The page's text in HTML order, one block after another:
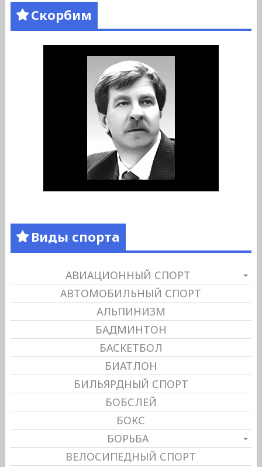
Скорбим
Виды спорта
АВИАЦИОННЫЙ СПОРТ
АВТОМОБИЛЬНЫЙ СПОРТ
АЛЬПИНИЗМ
БАДМИНТОН
БАСКЕТБОЛ
БИАТЛОН
БИЛЬЯРДНЫЙ СПОРТ
БОБСЛЕЙ
БОКС
БОРЬБА
ВЕЛОСИПЕДНЫЙ СПОРТ